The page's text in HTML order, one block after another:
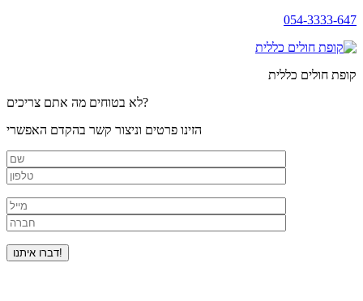
054-3333-647
קופת חולים כללית
לא בטוחים מה אתם צריכים?
הזינו פרטים וניצור קשר בהקדם האפשרי